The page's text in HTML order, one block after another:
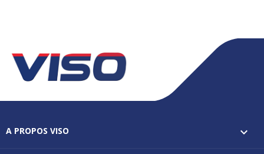
A PROPOS VISO 